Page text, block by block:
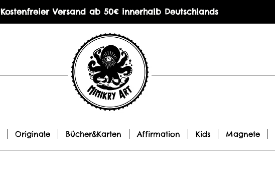
Kostenfreier Versand ab 50€ innerhalb Deutschlands
Originale Bücher&Karten Affirmation Kids Magnete